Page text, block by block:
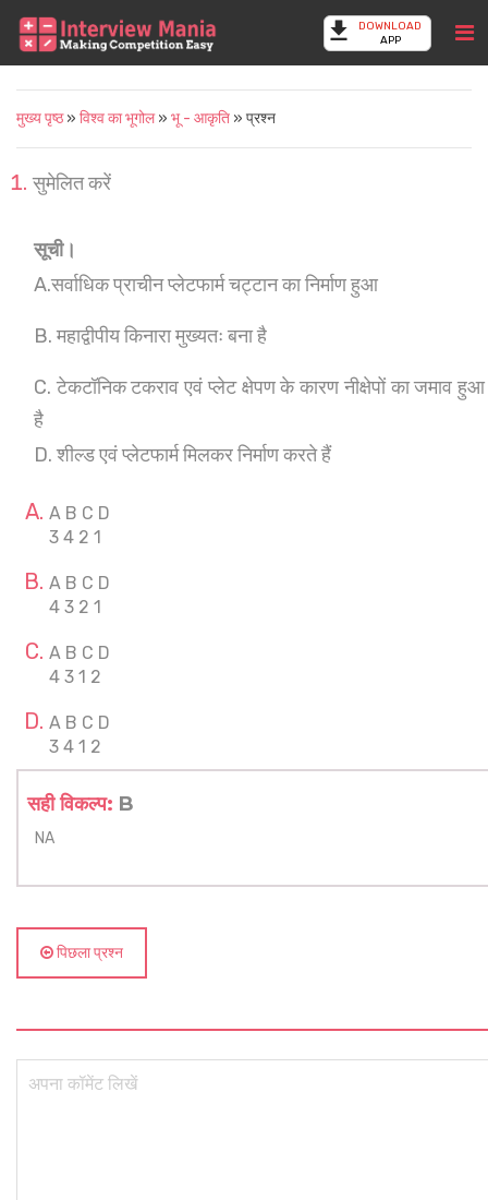
DOWNLOAD
APP
मुख्य पृष्ठ» विश्व का भूगोल» भू - आकृति » प्रश्न
सुमेलित करें
सूची।
A.सर्वाधिक प्राचीन प्लेटफार्म चट्टान का निर्माण हुआ
B. महाद्वीपीय किनारा मुख्यतः बना है
C. टेकटॉनिक टकराव एवं प्लेट क्षेपण के कारण नीक्षेपों का जमाव हुआ
है
D. शील्ड एवं प्लेटफार्म मिलकर निर्माण करते हैं
A B C D
3 4 2 1
A B C D
4 3 2 1
A B C D
4 3 1 2
A B C D
3 4 1 2
सही विकल्प: B
NA
पिछला प्रश्न